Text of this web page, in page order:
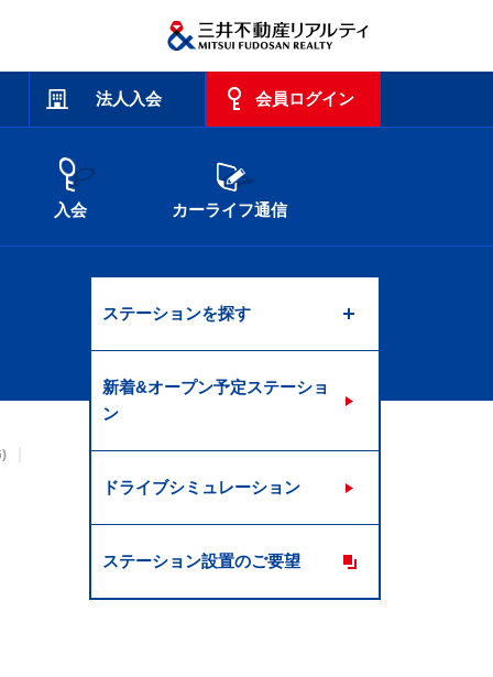
法人入会 会員ログイン
入会 カーライフ通信
ステーションを探す
新着&オープン予定ステーショ
ン
ドライブシミュレーション
ステーション設置のご要望